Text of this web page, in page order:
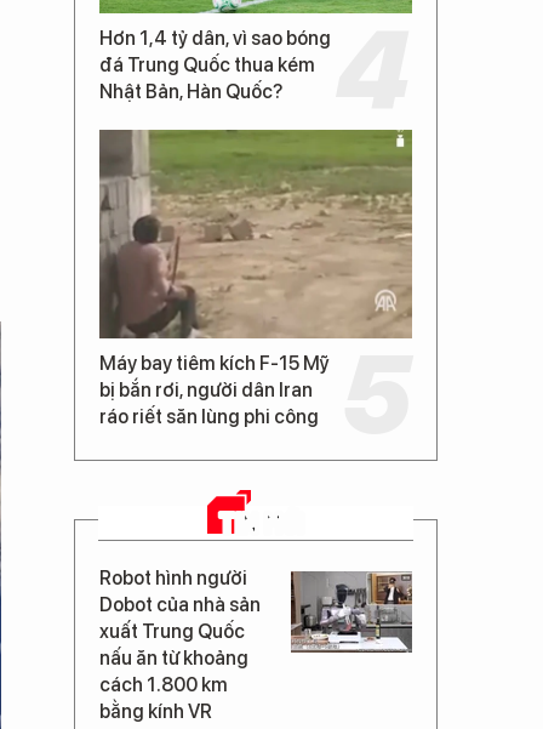
Hơn 1,4 tỷ dân, vì sao bóng
đá Trung Quốc thua kém
Nhật Bản, Hàn Quốc?
Máy bay tiêm kích F-15 Mỹ
bị bắn rơi, người dân Iran
ráo riết săn lùng phi công
TIN MỚI
Robot hình người
Dobot của nhà sản
xuất Trung Quốc
nấu ăn từ khoảng
cách 1.800 km
bằng kính VR